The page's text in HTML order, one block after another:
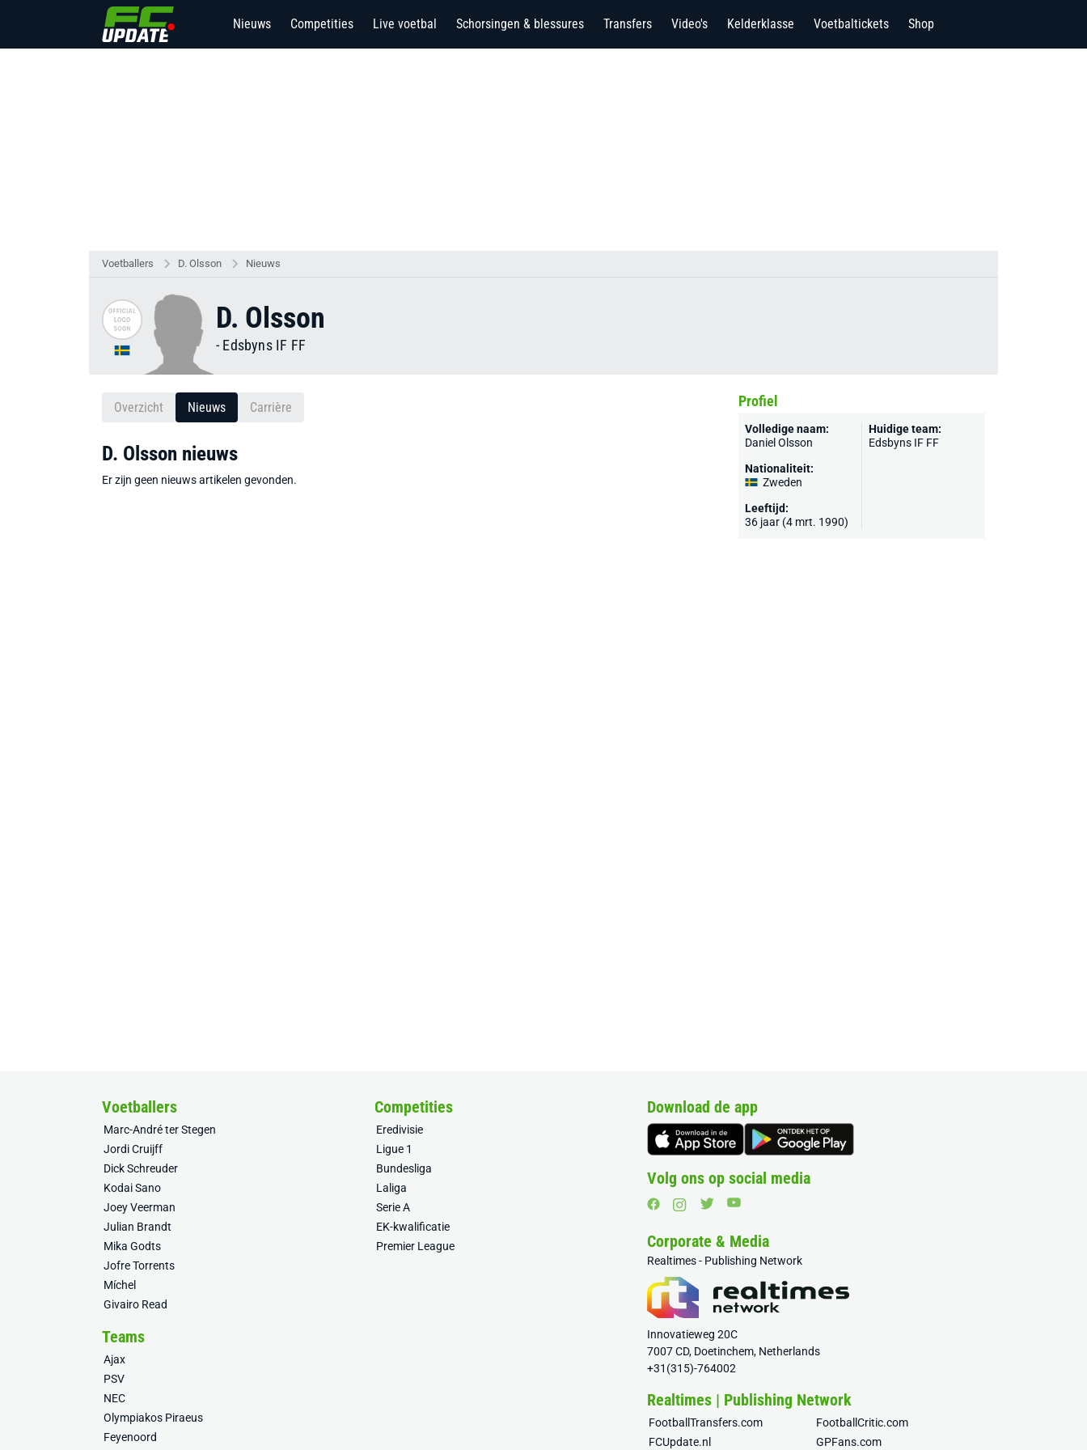
Nieuws Competities Live voetbal Schorsingen & blessures Transfers Video's Kelderklasse Voetbaltickets Shop
Voetballers D. Olsson Nieuws
D. Olsson
- Edsbyns IF FF
Overzicht Nieuws Carrière
D. Olsson nieuws
Er zijn geen nieuws artikelen gevonden.
Profiel
Volledige naam:
Daniel Olsson
Nationaliteit:
Zweden
Leeftijd:
36 jaar (4 mrt. 1990)
Huidige team:
Edsbyns IF FF
Voetballers
Marc-André ter Stegen
Jordi Cruijff
Dick Schreuder
Kodai Sano
Joey Veerman
Julian Brandt
Mika Godts
Jofre Torrents
Míchel
Givairo Read
Competities
Eredivisie
Ligue 1
Bundesliga
Laliga
Serie A
EK-kwalificatie
Premier League
Teams
Ajax
PSV
NEC
Olympiakos Piraeus
Feyenoord
Download de app
Volg ons op social media
Corporate & Media
Realtimes - Publishing Network
Innovatieweg 20C
7007 CD, Doetinchem, Netherlands
+31(315)-764002
Realtimes | Publishing Network
FootballTransfers.com
FootballCritic.com
FCUpdate.nl
GPFans.com